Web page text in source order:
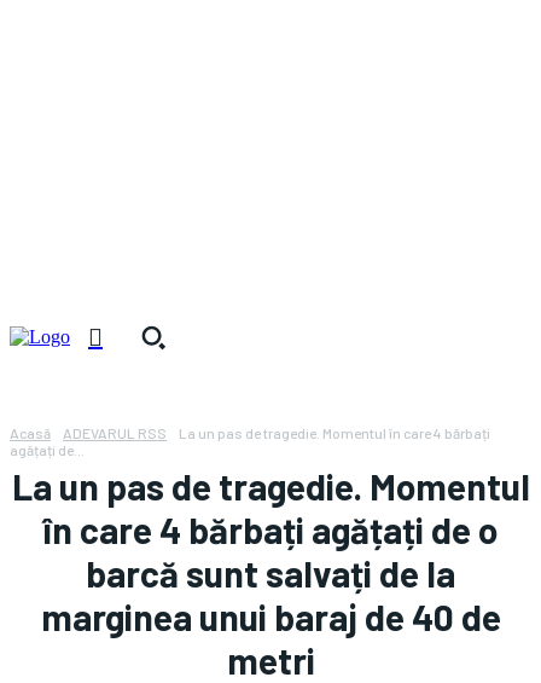
Acasă ADEVARUL RSS
La un pas de tragedie. Momentul în care 4 bărbați
agățați de...
La un pas de tragedie. Momentul
în care 4 bărbați agățați de o
barcă sunt salvați de la
marginea unui baraj de 40 de
metri